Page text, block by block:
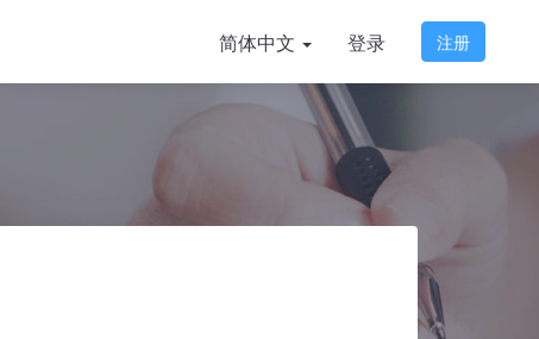
简体中文 登录 注册